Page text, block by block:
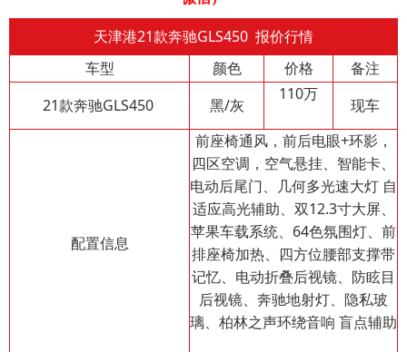
天津港21款奔驰GLS450 报价行情
车型
颜色 价格
备注
21款奔驰GLS450
黑/灰
110万
现车
配置信息
前座椅通风，前后电眼+环影，
四区空调，空气悬挂、智能卡、
电动后尾门、几何多光速大灯 自
适应高光辅助、双12.3寸大屏、
苹果车载系统、64色氛围灯、前
排座椅加热、四方位腰部支撑带
记忆、电动折叠后视镜、防眩目
后视镜、奔驰地射灯、隐私玻
璃、柏林之声环绕音响 盲点辅助